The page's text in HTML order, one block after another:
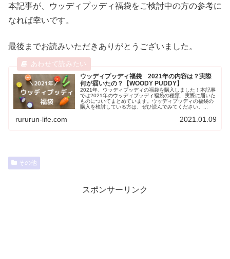
本記事が、ウッディプッディ福袋をご検討中の方の参考に
なれば幸いです。
最後までお読みいただきありがとうございました。
ウッディプッディ福袋 2021年の内容は？実際
何が届いたの？【WOODY PUDDY】
2021年、ウッディプッディの福袋を購入しました！本記事
では2021年のウッディプッディ福袋の種類、実際に届いた
ものについてまとめています。ウッディプッディの福袋の
購入を検討している方は、ぜひ読んでみてください。...
rururun-life.com 2021.01.09
その他
スポンサーリンク